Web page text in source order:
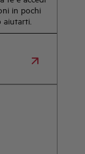
in pochi
aiutarti.